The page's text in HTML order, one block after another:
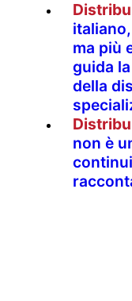
ma più
guida
della
non è